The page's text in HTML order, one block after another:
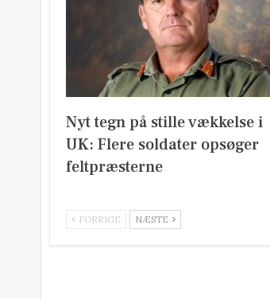
Nyt tegn på stille vækkelse i
UK: Flere soldater opsøger
feltpræsterne
FORRIGE NÆSTE